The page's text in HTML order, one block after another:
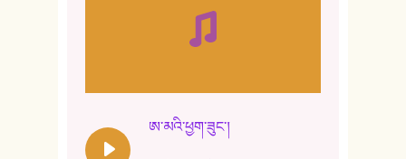
ཨ་མའི་ཕྱག་ཟུང་།